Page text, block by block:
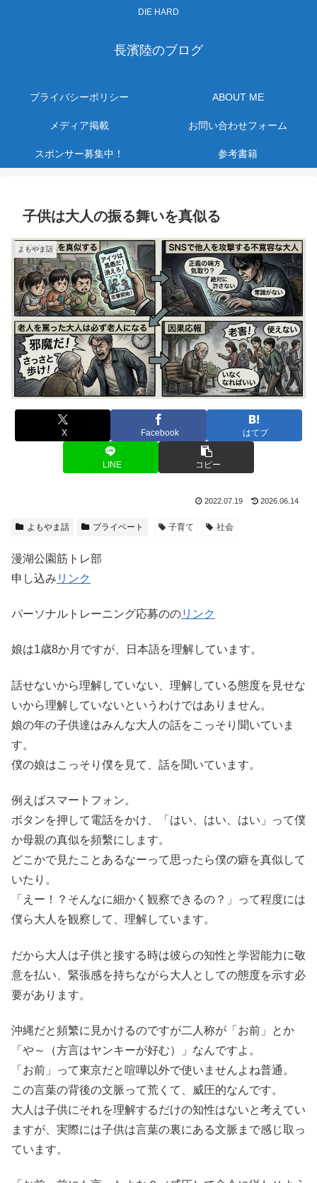
DIE HARD
長濱陸のブログ
プライバシーポリシー ABOUT ME
メディア掲載 お問い合わせフォーム
スポンサー募集中！ 参考書籍
子供は大人の振る舞いを真似る
よもやま話
X Facebook はてブ
LINE コピー
2022.07.19 2026.06.14
よもやま話 プライベート 子育て 社会
漫湖公園筋トレ部
申し込み リンク
パーソナルトレーニング応募ののリンク
娘は1歳8か月ですが、日本語を理解しています。
話せないから理解していない、理解している態度を見せな
いから理解していないというわけではありません。
娘の年の子供達はみんな大人の話をこっそり聞いていま
す。
僕の娘はこっそり僕を見て、話を聞いています。
例えばスマートフォン。
ボタンを押して電話をかけ、「はい、はい、はい」って僕
か母親の真似を頻繫にします。
どこかで見たことあるなーって思ったら僕の癖を真似して
いたり。
「えー！？そんなに細かく観察できるの？」って程度には
僕ら大人を観察して、理解しています。
だから大人は子供と接する時は彼らの知性と学習能力に敬
意を払い、緊張感を持ちながら大人としての態度を示す必
要があります。
沖縄だと頻繁に見かけるのですが二人称が「お前」とか
「や～（方言はヤンキーが好む）」なんですよ。
「お前」って東京だと喧嘩以外で使いませんよね普通。
この言葉の背後の文脈って荒くて、威圧的なんです。
大人は子供にそれを理解するだけの知性はないと考えてい
ますが、実際には子供は言葉の裏にある文脈まで感じ取っ
ています。